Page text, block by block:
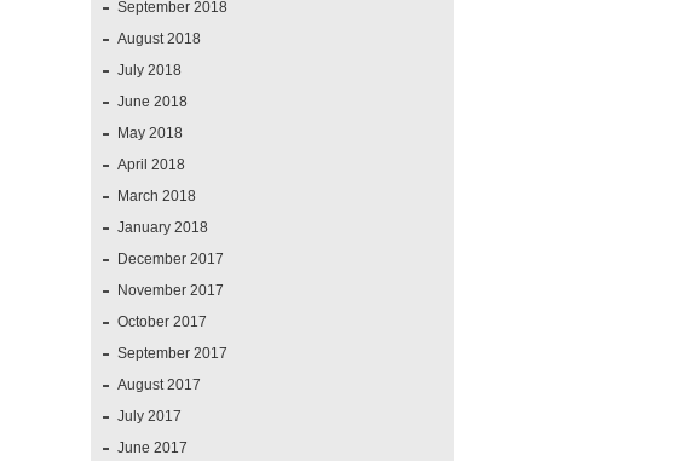
September 2018
August 2018
July 2018
June 2018
May 2018
April 2018
March 2018
January 2018
December 2017
November 2017
October 2017
September 2017
August 2017
July 2017
June 2017